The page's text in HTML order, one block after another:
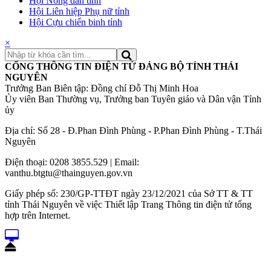
Hội Liên hiệp Phụ nữ tỉnh
Hội Cựu chiến binh tỉnh
×
CỔNG THÔNG TIN ĐIỆN TỬ ĐẢNG BỘ TỈNH THÁI
NGUYÊN
Trưởng Ban Biên tập: Đồng chí Đỗ Thị Minh Hoa
Ủy viên Ban Thường vụ, Trưởng ban Tuyên giáo và Dân vận Tỉnh
ủy
Địa chỉ: Số 28 - Đ.Phan Đình Phùng - P.Phan Đình Phùng - T.Thái
Nguyên
Điện thoại: 0208 3855.529 | Email:
vanthu.btgtu@thainguyen.gov.vn
Giấy phép số: 230/GP-TTĐT ngày 23/12/2021 của Sở TT & TT
tỉnh Thái Nguyên về việc Thiết lập Trang Thông tin điện tử tổng
hợp trên Internet.